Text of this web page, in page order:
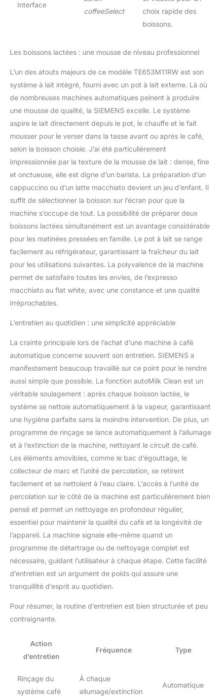
Interface
coffeeSelect
choix rapide des
boissons.
Les boissons lactées : une mousse de niveau professionnel
L’un des atouts majeurs de ce modèle TE653M11RW est son
système à lait intégré, fourni avec un pot à lait externe. Là où
de nombreuses machines automatiques peinent à produire
une mousse de qualité, la SIEMENS excelle. Le système
aspire le lait directement depuis le pot, le chauffe et le fait
mousser pour le verser dans la tasse avant ou après le café,
selon la boisson choisie. J’ai été particulièrement
impressionnée par la texture de la mousse de lait : dense, fine
et onctueuse, elle est digne d’un barista. La préparation d’un
cappuccino ou d’un latte macchiato devient un jeu d’enfant. Il
suffit de sélectionner la boisson sur l’écran pour que la
machine s’occupe de tout. La possibilité de préparer deux
boissons lactées simultanément est un avantage considérable
pour les matinées pressées en famille. Le pot à lait se range
facilement au réfrigérateur, garantissant la fraîcheur du lait
pour les utilisations suivantes. La polyvalence de la machine
permet de satisfaire toutes les envies, de l’expresso
macchiato au flat white, avec une constance et une qualité
irréprochables.
L’entretien au quotidien : une simplicité appréciable
La crainte principale lors de l’achat d’une machine à café
automatique concerne souvent son entretien. SIEMENS a
manifestement beaucoup travaillé sur ce point pour le rendre
aussi simple que possible. La fonction autoMilk Clean est un
véritable soulagement : après chaque boisson lactée, le
système se nettoie automatiquement à la vapeur, garantissant
une hygiène parfaite sans la moindre intervention. De plus, un
programme de rinçage se lance automatiquement à l’allumage
et à l’extinction de la machine, nettoyant le circuit de café.
Les éléments amovibles, comme le bac d’égouttage, le
collecteur de marc et l’unité de percolation, se retirent
facilement et se nettoient à l’eau claire. L’accès à l’unité de
percolation sur le côté de la machine est particulièrement bien
pensé et permet un nettoyage en profondeur régulier,
essentiel pour maintenir la qualité du café et la longévité de
l’appareil. La machine signale elle-même quand un
programme de détartrage ou de nettoyage complet est
nécessaire, guidant l’utilisateur à chaque étape. Cette facilité
d’entretien est un argument de poids qui assure une
tranquillité d’esprit au quotidien.
Pour résumer, la routine d’entretien est bien structurée et peu
contraignante.
Action
d’entretien
Fréquence Type
Rinçage du
système café
À chaque
allumage/extinction
Automatique